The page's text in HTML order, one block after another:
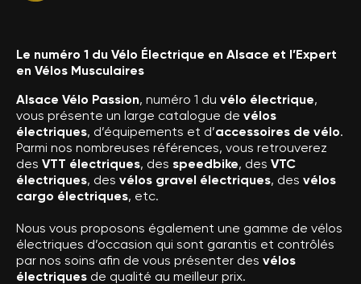
Le numéro 1 du Vélo Électrique en Alsace et l’Expert
en Vélos Musculaires
Alsace Vélo Passion, numéro 1 du vélo électrique,
vous présente un large catalogue de vélos
électriques, d’équipements et d’accessoires de vélo.
Parmi nos nombreuses références, vous retrouverez
des VTT électriques, des speedbike, des VTC
électriques, des vélos gravel électriques, des vélos
cargo électriques, etc.
Nous vous proposons également une gamme de vélos
électriques d’occasion qui sont garantis et contrôlés
par nos soins afin de vous présenter des vélos
électriques de qualité au meilleur prix.